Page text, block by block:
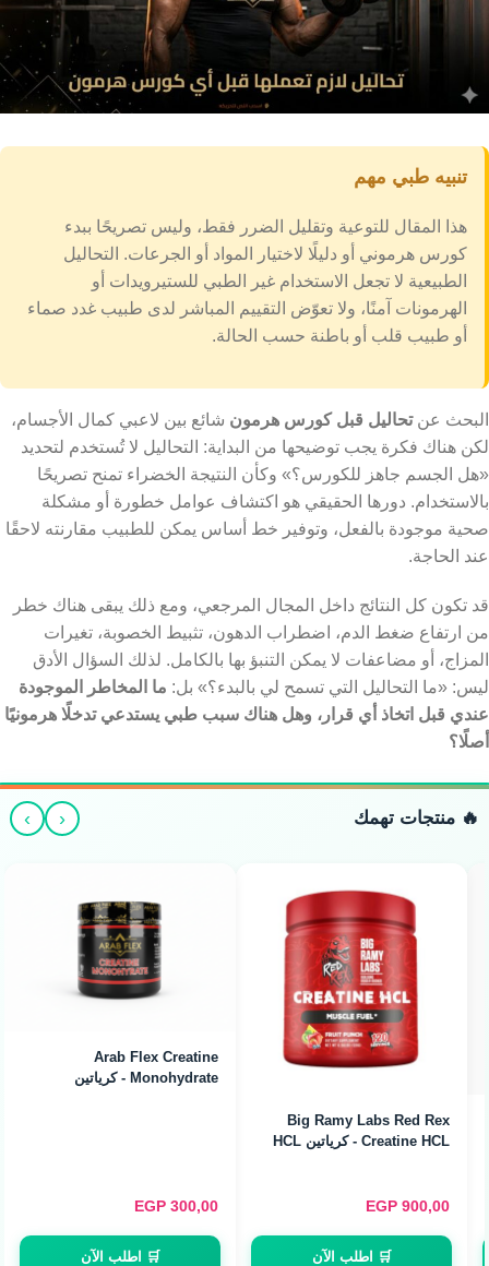
تنبيه طبي مهم
هذا المقال للتوعية وتقليل الضرر فقط، وليس تصريحًا ببدء
كورس هرموني أو دليلًا لاختيار المواد أو الجرعات. التحاليل
الطبيعية لا تجعل الاستخدام غير الطبي للستيرويدات أو
الهرمونات آمنًا، ولا تعوّض التقييم المباشر لدى طبيب غدد صماء
أو طبيب قلب أو باطنة حسب الحالة.
البحث عنتحاليل قبل كورس هرمون شائع بين لاعبي كمال الأجسام،
لكن هناك فكرة يجب توضيحها من البداية: التحاليل لا تُستخدم لتحديد
«هل الجسم جاهز للكورس؟» وكأن النتيجة الخضراء تمنح تصريحًا
بالاستخدام. دورها الحقيقي هو اكتشاف عوامل خطورة أو مشكلة
صحية موجودة بالفعل، وتوفير خط أساس يمكن للطبيب مقارنته لاحقًا
عند الحاجة.
قد تكون كل النتائج داخل المجال المرجعي، ومع ذلك يبقى هناك خطر
من ارتفاع ضغط الدم، اضطراب الدهون، تثبيط الخصوبة، تغيرات
المزاج، أو مضاعفات لا يمكن التنبؤ بها بالكامل. لذلك السؤال الأدق
ليس: «ما التحاليل التي تسمح لي بالبدء؟» بل: ما المخاطر الموجودة
عندي قبل اتخاذ أي قرار، وهل هناك سبب طبي يستدعي تدخلًا هرمونيًا
أصلًا؟
🔥 منتجات تهمك ‹
›
Big Ramy Labs Red Rex
Creatine HCL - كرياتين HCL
900,00
EGP
🛒 اطلب الآن
Arab Flex Creatine
Monohydrate - كرياتين
300,00
EGP
🛒 اطلب الآن